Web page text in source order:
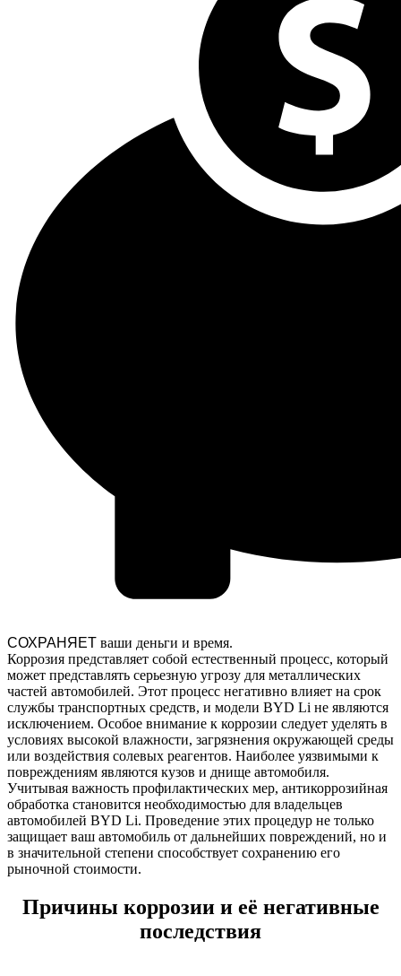
СОХРАНЯЕТ ваши деньги и время.
Коррозия представляет собой естественный процесс, который
может представлять серьезную угрозу для металлических
частей автомобилей. Этот процесс негативно влияет на срок
службы транспортных средств, и модели BYD Li не являются
исключением. Особое внимание к коррозии следует уделять в
условиях высокой влажности, загрязнения окружающей среды
или воздействия солевых реагентов. Наиболее уязвимыми к
повреждениям являются кузов и днище автомобиля.
Учитывая важность профилактических мер, антикоррозийная
обработка становится необходимостью для владельцев
автомобилей BYD Li. Проведение этих процедур не только
защищает ваш автомобиль от дальнейших повреждений, но и
в значительной степени способствует сохранению его
рыночной стоимости.
Причины коррозии и её негативные
последствия